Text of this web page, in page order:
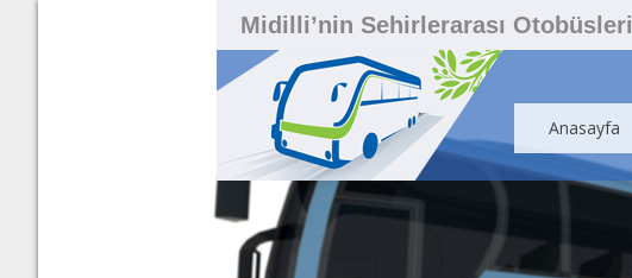
Midilli’nin Sehirlerarası Otobüsleri
Anasayfa